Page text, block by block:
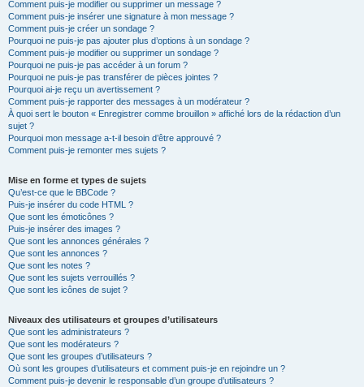
Comment puis-je modifier ou supprimer un message ?
Comment puis-je insérer une signature à mon message ?
Comment puis-je créer un sondage ?
Pourquoi ne puis-je pas ajouter plus d’options à un sondage ?
Comment puis-je modifier ou supprimer un sondage ?
Pourquoi ne puis-je pas accéder à un forum ?
Pourquoi ne puis-je pas transférer de pièces jointes ?
Pourquoi ai-je reçu un avertissement ?
Comment puis-je rapporter des messages à un modérateur ?
À quoi sert le bouton « Enregistrer comme brouillon » affiché lors de la rédaction d’un
sujet ?
Pourquoi mon message a-t-il besoin d’être approuvé ?
Comment puis-je remonter mes sujets ?
Mise en forme et types de sujets
Qu’est-ce que le BBCode ?
Puis-je insérer du code HTML ?
Que sont les émoticônes ?
Puis-je insérer des images ?
Que sont les annonces générales ?
Que sont les annonces ?
Que sont les notes ?
Que sont les sujets verrouillés ?
Que sont les icônes de sujet ?
Niveaux des utilisateurs et groupes d’utilisateurs
Que sont les administrateurs ?
Que sont les modérateurs ?
Que sont les groupes d’utilisateurs ?
Où sont les groupes d’utilisateurs et comment puis-je en rejoindre un ?
Comment puis-je devenir le responsable d’un groupe d’utilisateurs ?